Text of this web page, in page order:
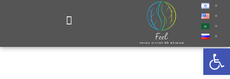
פתח סרגל נגישות